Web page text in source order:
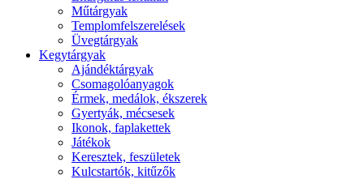
Műtárgyak
Templomfelszerelések
Üvegtárgyak
Kegytárgyak
Ajándéktárgyak
Csomagolóanyagok
Érmek, medálok, ékszerek
Gyertyák, mécsesek
Ikonok, faplakettek
Játékok
Keresztek, feszületek
Kulcstartók, kitűzők